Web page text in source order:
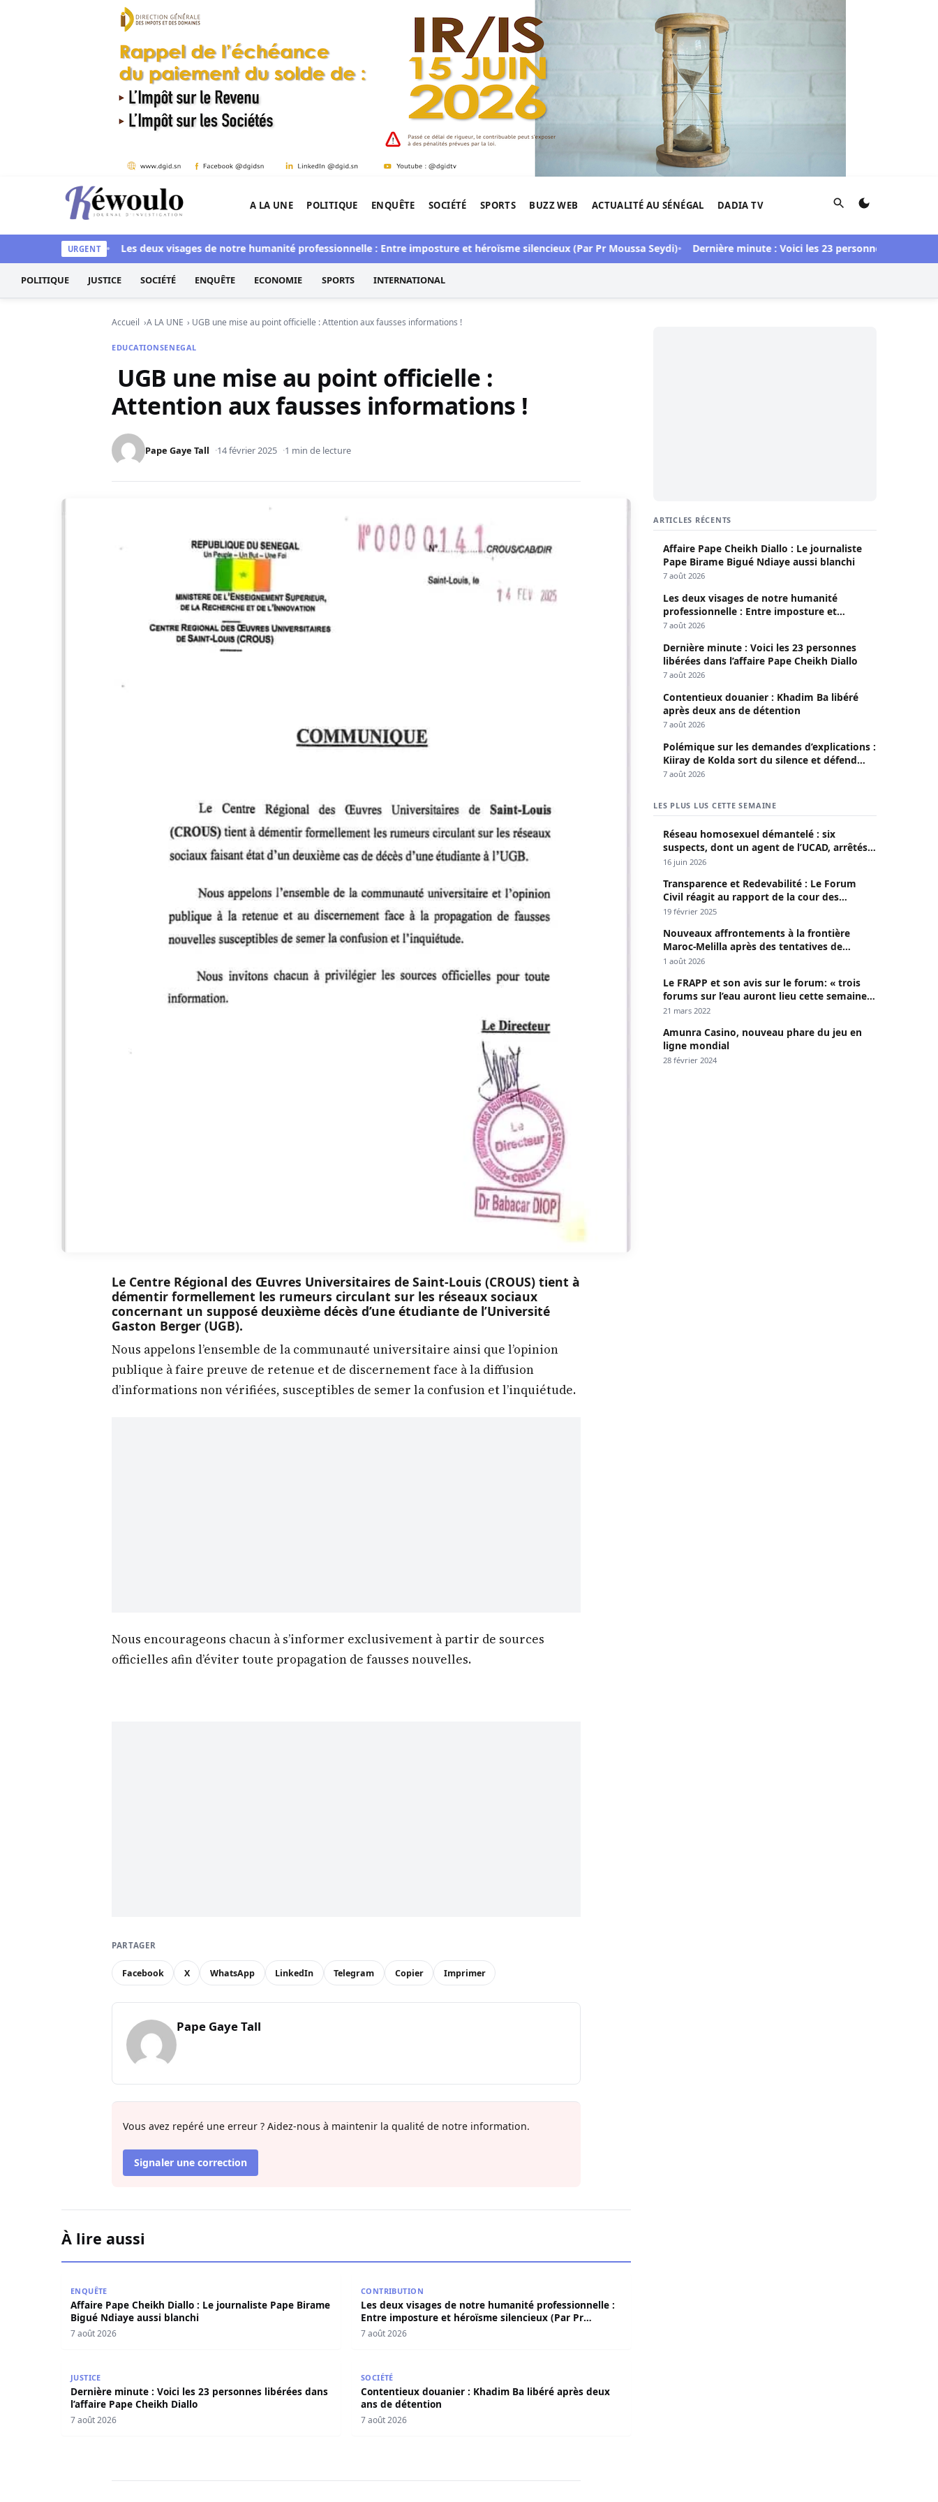
Aller au contenu
Kéwoulo, le premier site d'information et d'investigation de l'Afrique.
A LA UNE POLITIQUE ENQUÊTE SOCIÉTÉ SPORTS BUZZ WEB ACTUALITÉ AU SÉNÉGAL DADIA TV Rechercher
URGENT
aussi blanchi Les deux visages de notre humanité professionnelle : Entre imposture et héroïsme silencieux (Par Pr Moussa Seydi) Dernière minute : Voici les 23 personnes libérées dans
POLITIQUE JUSTICE SOCIÉTÉ ENQUÊTE ECONOMIE SPORTS INTERNATIONAL
Accueil A LA UNE UGB une mise au point officielle : Attention aux fausses informations !
EDUCATIONSENEGAL
UGB une mise au point officielle :
Attention aux fausses informations !
Pape Gaye Tall 14 février 2025 1 min de lecture
Le Centre Régional des Œuvres Universitaires de Saint-Louis (CROUS) tient à
démentir formellement les rumeurs circulant sur les réseaux sociaux
concernant un supposé deuxième décès d’une étudiante de l’Université
Gaston Berger (UGB).
Nous appelons l’ensemble de la communauté universitaire ainsi que l’opinion
publique à faire preuve de retenue et de discernement face à la diffusion
d’informations non vérifiées, susceptibles de semer la confusion et l’inquiétude.
Nous encourageons chacun à s’informer exclusivement à partir de sources
officielles afin d’éviter toute propagation de fausses nouvelles.
PARTAGER
Facebook X WhatsApp LinkedIn Telegram Copier Imprimer
Pape Gaye Tall
Vous avez repéré une erreur ? Aidez-nous à maintenir la qualité de notre information.
Signaler une correction
À lire aussi
ENQUÊTE
Affaire Pape Cheikh Diallo : Le journaliste Pape Birame
Bigué Ndiaye aussi blanchi
7 août 2026
CONTRIBUTION
Les deux visages de notre humanité professionnelle :
Entre imposture et héroïsme silencieux (Par Pr
Moussa Seydi)
7 août 2026
JUSTICE
Dernière minute : Voici les 23 personnes libérées dans
l’affaire Pape Cheikh Diallo
7 août 2026
SOCIÉTÉ
Contentieux douanier : Khadim Ba libéré après deux
ans de détention
7 août 2026
ARTICLES RÉCENTS
Affaire Pape Cheikh Diallo : Le journaliste
Pape Birame Bigué Ndiaye aussi blanchi
7 août 2026
Les deux visages de notre humanité
professionnelle : Entre imposture et
héroïsme silencieux (Par Pr Moussa Seydi)
7 août 2026
Dernière minute : Voici les 23 personnes
libérées dans l’affaire Pape Cheikh Diallo
7 août 2026
Contentieux douanier : Khadim Ba libéré
après deux ans de détention
7 août 2026
Polémique sur les demandes d’explications :
Kiiray de Kolda sort du silence et défend
Mamadou Lamine Dianté
7 août 2026
LES PLUS LUS CETTE SEMAINE
Réseau homosexuel démantelé : six
suspects, dont un agent de l’UCAD, arrêtés à
Keur Massar ; l’un avoue avoir propagé le
16 juin 2026
Transparence et Redevabilité : Le Forum
Civil réagit au rapport de la cour des
comptes
19 février 2025
Nouveaux affrontements à la frontière
Maroc-Melilla après des tentatives de
passage
1 août 2026
Le FRAPP et son avis sur le forum: « trois
forums sur l’eau auront lieu cette semaine à
Dakar »
21 mars 2022
Amunra Casino, nouveau phare du jeu en
ligne mondial
28 février 2024